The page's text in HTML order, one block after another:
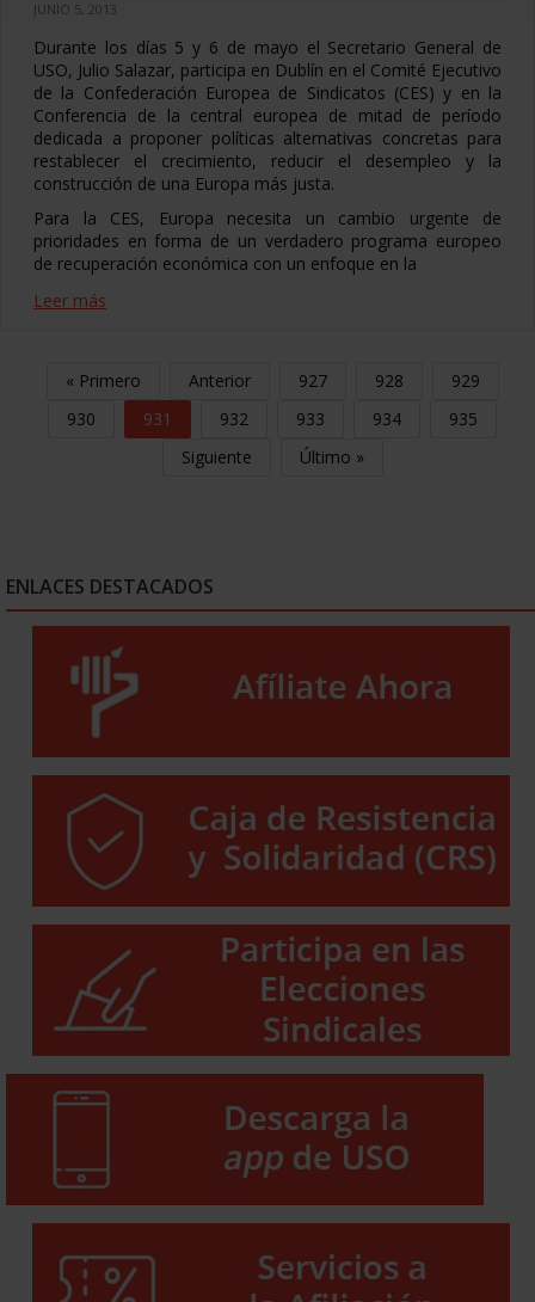
JUNIO 5, 2013
Durante los días 5 y 6 de mayo el Secretario General de
USO, Julio Salazar, participa en Dublín en el Comité Ejecutivo
de la Confederación Europea de Sindicatos (CES) y en la
Conferencia de la central europea de mitad de período
dedicada a proponer políticas alternativas concretas para
restablecer el crecimiento, reducir el desempleo y la
construcción de una Europa más justa.
Para la CES, Europa necesita un cambio urgente de
prioridades en forma de un verdadero programa europeo
de recuperación económica con un enfoque en la
Leer más
« Primero Anterior 927 928
929
930
931 932 933 934
935
Siguiente
Último »
ENLACES DESTACADOS